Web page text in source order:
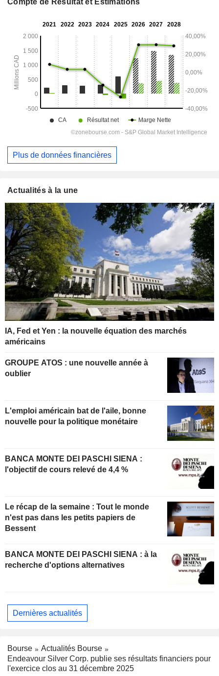
Compte de Résultat et Estimations
Plus de données financières
Actualités à la une
IA, Fed et Yen : la nouvelle équation des marchés
américains
GROUPE ATOS : une nouvelle année à
oublier
L'emploi américain bat de l'aile, bonne
nouvelle pour la politique monétaire
BANCA MONTE DEI PASCHI SIENA :
l'objectif de cours relevé de 4,4 %
Le récap de la semaine : Tout le monde
n'est pas dans les petits papiers de
Bessent
BANCA MONTE DEI PASCHI SIENA : à la
recherche d'options alternatives
Dernières actualités
Bourse
Actualités Bourse
Endeavour Silver Corp. publie ses résultats financiers pour
l'exercice clos au 31 décembre 2025